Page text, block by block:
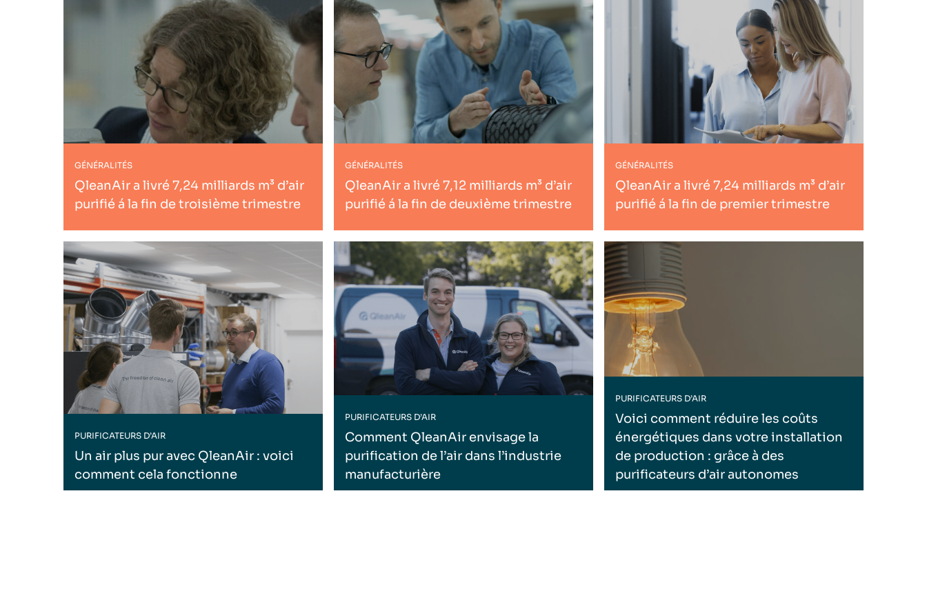
GÉNÉRALITÉS
QleanAir a livré 7,24 milliards m³ d’air
purifié á la fin de troisième trimestre
GÉNÉRALITÉS
QleanAir a livré 7,12 milliards m³ d’air
purifié á la fin de deuxième trimestre
GÉNÉRALITÉS
QleanAir a livré 7,24 milliards m³ d’air
purifié á la fin de premier trimestre
PURIFICATEURS D’AIR
Un air plus pur avec QleanAir : voici
comment cela fonctionne
PURIFICATEURS D’AIR
Comment QleanAir envisage la
purification de l’air dans l’industrie
manufacturière
PURIFICATEURS D’AIR
Voici comment réduire les coûts
énergétiques dans votre installation
de production : grâce à des
purificateurs d’air autonomes